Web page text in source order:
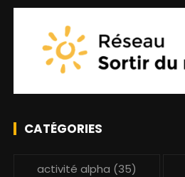
CATÉGORIES
activité alpha (35)